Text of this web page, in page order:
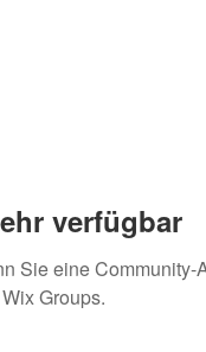
verfügbar
Sie eine Community-
Groups.